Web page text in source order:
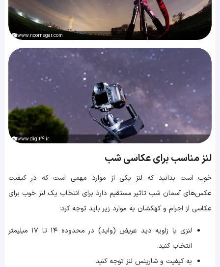
www.noornegar.com
www.digi24.ir
لنز مناسب برای عکاسی شب
خوب است بدانید که لنز یکی از موارد مهمی است که در کیفیت
عکس‌های آسمان شب تاثیر مستقیم دارد. برای انتخاب یک لنز خوب برای
عکاسی از اجرام و کهکشان به موارد زیر باید توجه کرد:
لنزی با زاویه دید عریض (واید) در محدوده ۱۴ تا ۱۷ میلیمتر
انتخاب کنید.
به کیفیت و شارپنس لنز توجه کنید.